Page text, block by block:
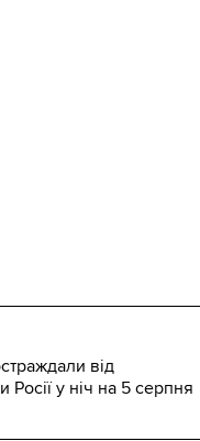
від
Росії у ніч на 5 серпня